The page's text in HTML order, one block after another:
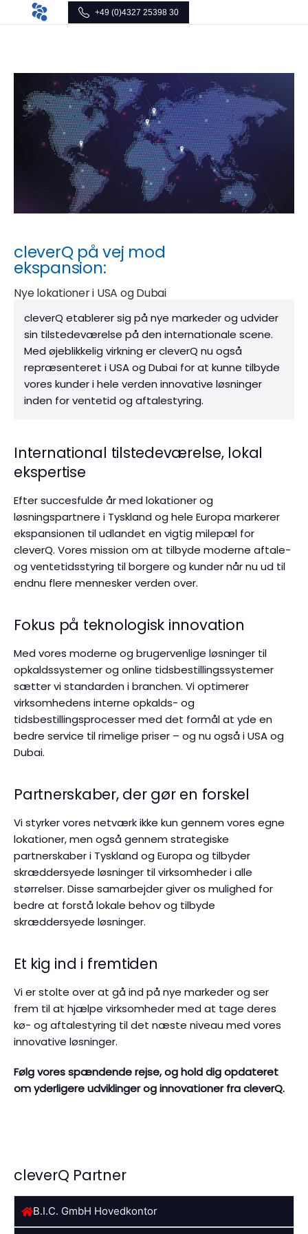
+49 (0)4327 25398 30
cleverQ på vej mod
ekspansion:
Nye lokationer i USA og Dubai
cleverQ etablerer sig på nye markeder og udvider
sin tilstedeværelse på den internationale scene.
Med øjeblikkelig virkning er cleverQ nu også
repræsenteret i USA og Dubai for at kunne tilbyde
vores kunder i hele verden innovative løsninger
inden for ventetid og aftalestyring.
International tilstedeværelse, lokal
ekspertise
Efter succesfulde år med lokationer og
løsningspartnere i Tyskland og hele Europa markerer
ekspansionen til udlandet en vigtig milepæl for
cleverQ. Vores mission om at tilbyde moderne aftale-
og ventetidsstyring til borgere og kunder når nu ud til
endnu flere mennesker verden over.
Fokus på teknologisk innovation
Med vores moderne og brugervenlige løsninger til
opkaldssystemer og online tidsbestillingssystemer
sætter vi standarden i branchen. Vi optimerer
virksomhedens interne opkalds- og
tidsbestillingsprocesser med det formål at yde en
bedre service til rimelige priser – og nu også i USA og
Dubai.
Partnerskaber, der gør en forskel
Vi styrker vores netværk ikke kun gennem vores egne
lokationer, men også gennem strategiske
partnerskaber i Tyskland og Europa og tilbyder
skræddersyede løsninger til virksomheder i alle
størrelser. Disse samarbejder giver os mulighed for
bedre at forstå lokale behov og tilbyde
skræddersyede løsninger.
Et kig ind i fremtiden
Vi er stolte over at gå ind på nye markeder og ser
frem til at hjælpe virksomheder med at tage deres
kø- og aftalestyring til det næste niveau med vores
innovative løsninger.
Følg vores spændende rejse, og hold dig opdateret
om yderligere udviklinger og innovationer fra cleverQ.
cleverQ Partner
B.I.C. GmbH Hovedkontor